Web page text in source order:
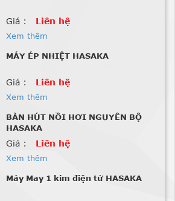
Giá : Liên hệ
Xem thêm
MÁY ÉP NHIỆT HASAKA
Giá : Liên hệ
Xem thêm
BÀN HÚT NỒI HƠI NGUYÊN BỘ
HASAKA
Giá : Liên hệ
Xem thêm
Máy May 1 kim điện tử HASAKA